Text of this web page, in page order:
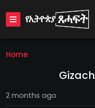
Home
2 months ago